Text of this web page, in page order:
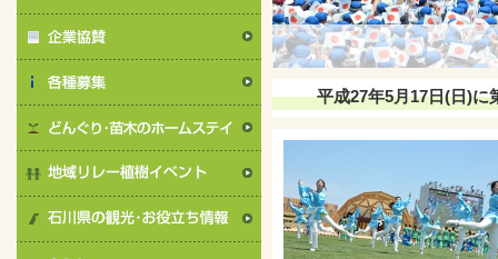
平成27年5月17日(日)に第